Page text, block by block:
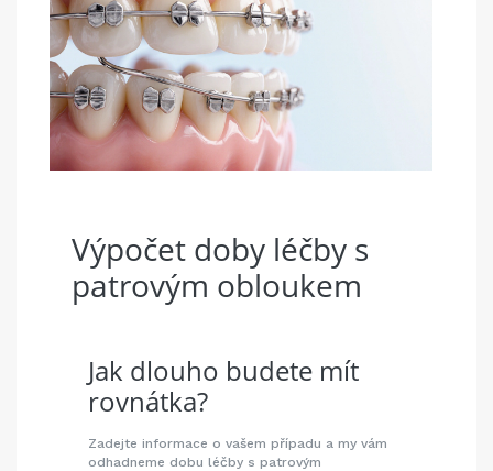
Výpočet doby léčby s
patrovým obloukem
Jak dlouho budete mít
rovnátka?
Zadejte informace o vašem případu a my vám
odhadneme dobu léčby s patrovým